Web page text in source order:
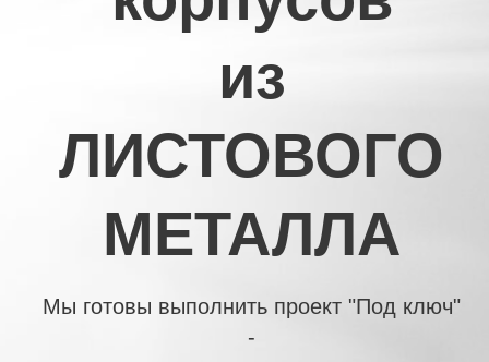
МЕТАЛЛА
Мы готовы выполнить проект "Под ключ"
доставки
ПОЛУЧИТЬ ПРЕДЛОЖЕНИЕ